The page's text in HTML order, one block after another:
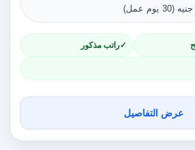
راتب مذكور
عرض التفاصيل